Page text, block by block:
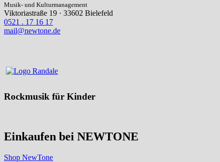
Musik- und Kulturmanagement
Viktoriastraße 19 · 33602 Bielefeld
0521 . 17 16 17
mail@newtone.de
Rockmusik für Kinder
Einkaufen bei NEWTONE
Shop NewTone